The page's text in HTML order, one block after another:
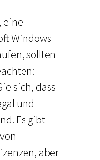
eine
Windows
sollten
sich, dass
und
Es gibt
aber